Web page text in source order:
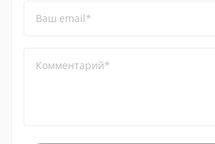
Ваш email*
Комментарий*